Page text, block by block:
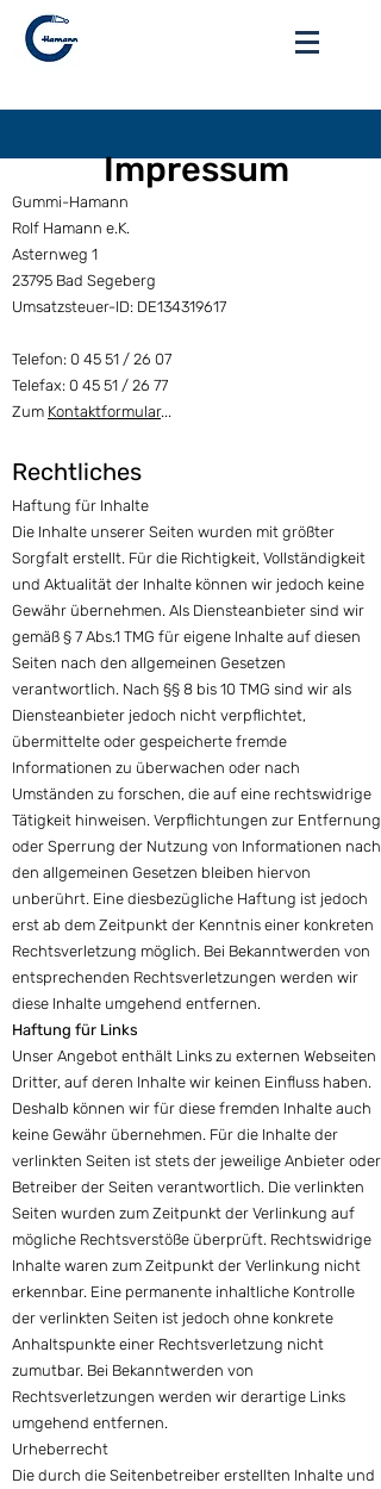
Impressum
Gummi-Hamann
Rolf Hamann e.K.
Asternweg 1
23795 Bad Segeberg
Umsatzsteuer-ID: DE134319617
Telefon: 0 45 51 / 26 07
Telefax: 0 45 51 / 26 77
Zum Kontaktformular...
Rechtliches
Haftung für Inhalte
Die Inhalte unserer Seiten wurden mit größter
Sorgfalt erstellt. Für die Richtigkeit, Vollständigkeit
und Aktualität der Inhalte können wir jedoch keine
Gewähr übernehmen. Als Diensteanbieter sind wir
gemäß § 7 Abs.1 TMG für eigene Inhalte auf diesen
Seiten nach den allgemeinen Gesetzen
verantwortlich. Nach §§ 8 bis 10 TMG sind wir als
Diensteanbieter jedoch nicht verpflichtet,
übermittelte oder gespeicherte fremde
Informationen zu überwachen oder nach
Umständen zu forschen, die auf eine rechtswidrige
Tätigkeit hinweisen. Verpflichtungen zur Entfernung
oder Sperrung der Nutzung von Informationen nach
den allgemeinen Gesetzen bleiben hiervon
unberührt. Eine diesbezügliche Haftung ist jedoch
erst ab dem Zeitpunkt der Kenntnis einer konkreten
Rechtsverletzung möglich. Bei Bekanntwerden von
entsprechenden Rechtsverletzungen werden wir
diese Inhalte umgehend entfernen.
Haftung für Links
Unser Angebot enthält Links zu externen Webseiten
Dritter, auf deren Inhalte wir keinen Einfluss haben.
Deshalb können wir für diese fremden Inhalte auch
keine Gewähr übernehmen. Für die Inhalte der
verlinkten Seiten ist stets der jeweilige Anbieter oder
Betreiber der Seiten verantwortlich. Die verlinkten
Seiten wurden zum Zeitpunkt der Verlinkung auf
mögliche Rechtsverstöße überprüft. Rechtswidrige
Inhalte waren zum Zeitpunkt der Verlinkung nicht
erkennbar. Eine permanente inhaltliche Kontrolle
der verlinkten Seiten ist jedoch ohne konkrete
Anhaltspunkte einer Rechtsverletzung nicht
zumutbar. Bei Bekanntwerden von
Rechtsverletzungen werden wir derartige Links
umgehend entfernen.
Urheberrecht
Die durch die Seitenbetreiber erstellten Inhalte und